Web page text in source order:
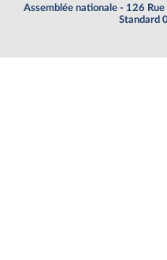
Assemblée nationale - 126
Standard